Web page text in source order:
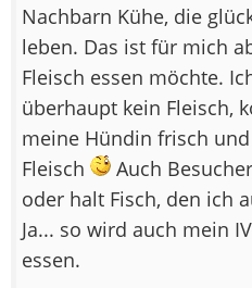
Nachbarn Kühe, die
leben. Das ist für mich
Fleisch essen möchte.
überhaupt kein Fleisch,
meine Hündin frisch
Fleisch
Auch
oder halt Fisch, den ich
Ja... so wird auch mein
essen.